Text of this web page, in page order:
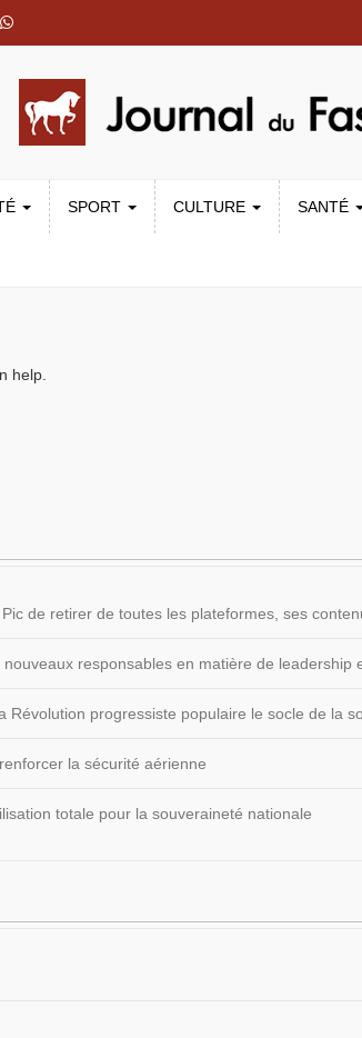
SPORT CULTURE SANTÉ
help.
de retirer de toutes les plateformes, ses
responsables en matière de leadership
progressiste populaire le socle de la
la sécurité aérienne
totale pour la souveraineté nationale